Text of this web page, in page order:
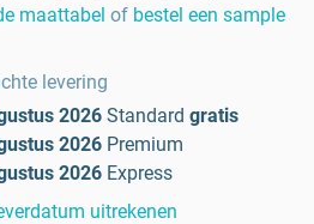
maattabel of bestel een sample
levering
2026 Standard gratis
2026 Premium
2026 Express
uitrekenen